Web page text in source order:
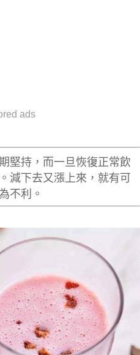
ads
堅持，而一旦恢復正常飲
減下去又漲上來，就有可
不利。